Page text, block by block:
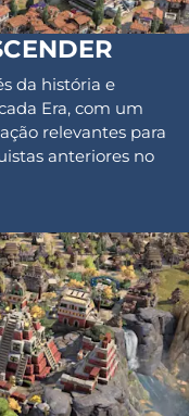
da história e
Era, com um
relevantes para
anteriores no